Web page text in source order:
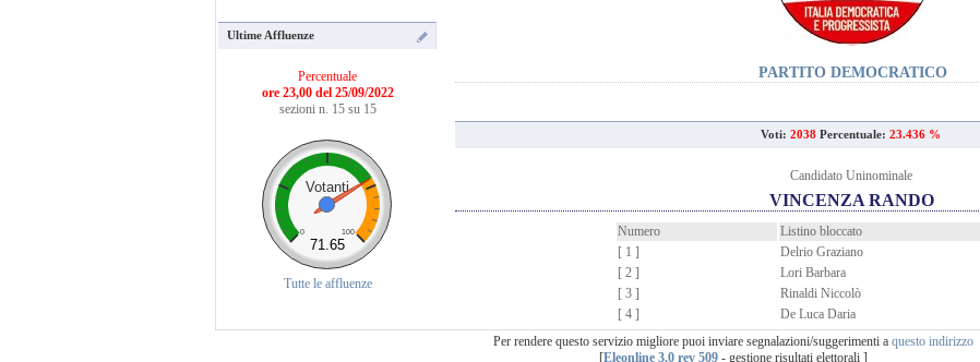
Ultime Affluenze
Percentuale
ore 23,00 del 25/09/2022
sezioni n. 15 su 15
Votanti
0 100
71.65
Tutte le affluenze
PARTITO DEMOCRATICO
Voti: 2038 Percentuale: 23.436 %
Candidato Uninominale
VINCENZA RANDO
Numero
Listino bloccato
[ 1 ]
Delrio Graziano
[ 2 ]
Lori Barbara
[ 3 ]
Rinaldi Niccolò
[ 4 ]
De Luca Daria
Per rendere questo servizio migliore puoi inviare segnalazioni/suggerimenti a questo indirizzo
[Eleonline 3.0 rev 509 - gestione risultati elettorali ]